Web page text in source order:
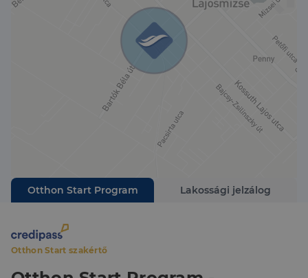
Otthon Start Program Lakossági jelzálog
Otthon Start szakértő